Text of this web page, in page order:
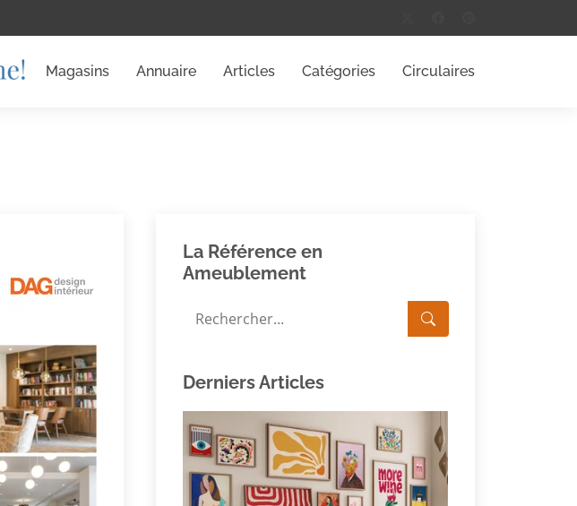
Magasins Annuaire Articles Catégories Circulaires
La Référence en
Ameublement
Derniers Articles